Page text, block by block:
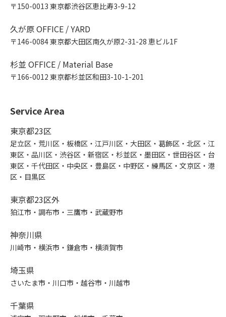
〒150-0013 東京都渋谷区恵比寿3-9-12
久が原 OFFICE / YARD
〒146-0084 東京都大田区南久が原2-31-28 恵ビル1F
杉並 OFFICE / Material Base
〒166-0012 東京都杉並区和田3-10-1-201
Service Area
東京都23区
足立区・荒川区・板橋区・江戸川区・大田区・葛飾区・北区・江
東区・品川区・渋谷区・新宿区・杉並区・墨田区・世田谷区・台
東区・千代田区・中央区・豊島区・中野区・練馬区・文京区・港
区・目黒区
東京都23区外
狛江市・調布市・三鷹市・武蔵野市
神奈川県
川崎市・横浜市・鎌倉市・横須賀市
埼玉県
さいたま市・川口市・越谷市・川越市
千葉県